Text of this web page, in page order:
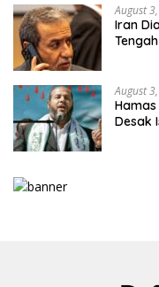
August
Iran
August
Desak